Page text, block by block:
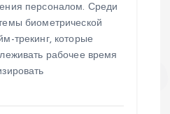
персоналом. Среди
биометрической
трекинг, которые
рабочее время